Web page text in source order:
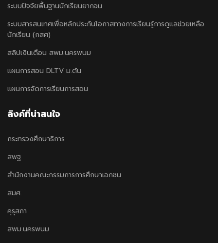
ระบบปัจจัยพื้นฐานนักเรียนยากจน
ระบบสารสนเทศเพื่อหลักประกันโอกาสทางการเรียนรู้การดูแลช่วยเหลือ
นักเรียน (กสศ)
สลิปเงินเดือน สพม.นครพนม
แผนการสอน DLTV ม.ต้น
แผนการจัดการเรียนการสอน
ลิงค์ที่น่าสนใจ
กระทรวงศึกษาธิการ
สพฐ.
สำนักงานคณะกรรมการการศึกษาเอกชน
สมศ.
คุรุสภา
สพม.นครพนม